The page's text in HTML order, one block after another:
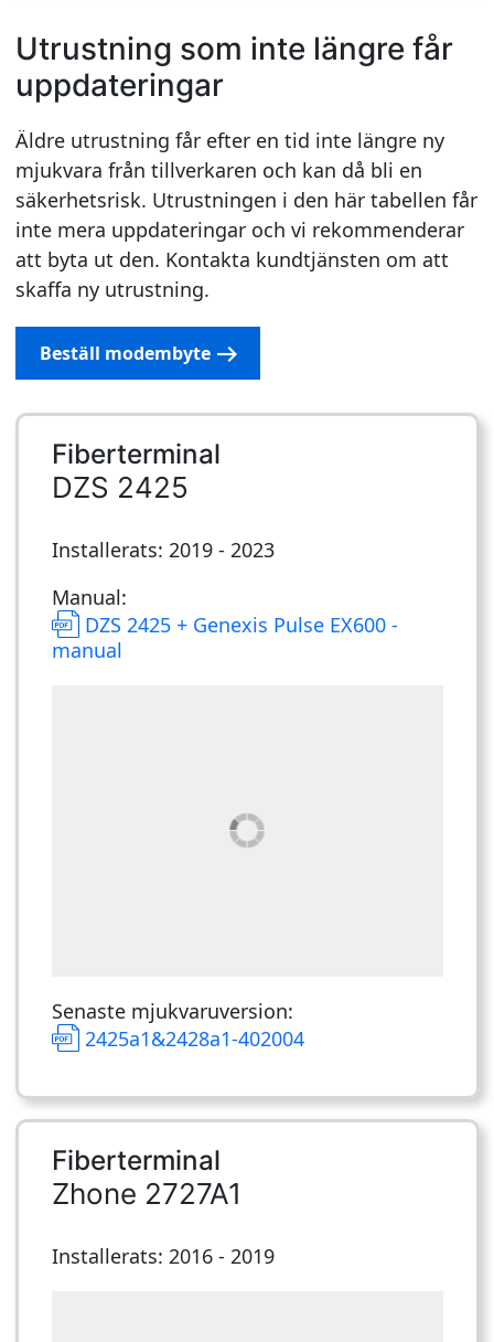
Utrustning som inte längre får
uppdateringar
Äldre utrustning får efter en tid inte längre ny
mjukvara från tillverkaren och kan då bli en
säkerhetsrisk. Utrustningen i den här tabellen får
inte mera uppdateringar och vi rekommenderar
att byta ut den. Kontakta kundtjänsten om att
skaffa ny utrustning.
Beställ modembyte
Fiberterminal
DZS 2425
Installerats: 2019 - 2023
Manual:
DZS 2425 + Genexis Pulse EX600 -
manual
Senaste mjukvaruversion:
2425a1&2428a1-402004
Fiberterminal
Zhone 2727A1
Installerats: 2016 - 2019